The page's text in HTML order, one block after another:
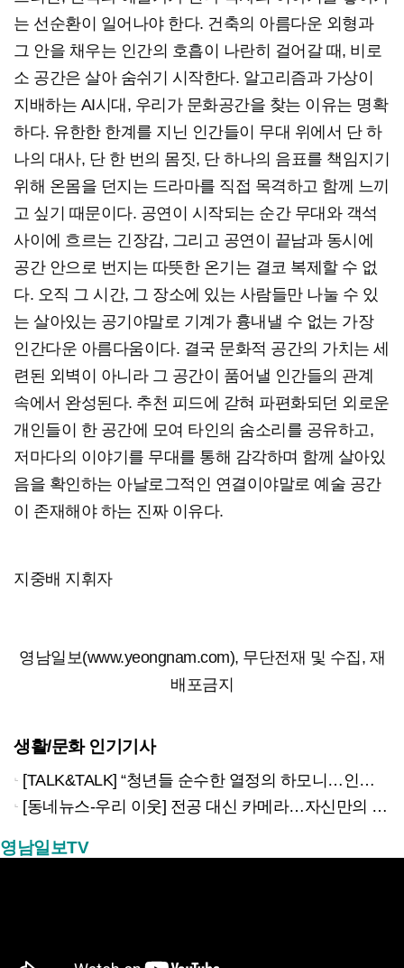
는 선순환이 일어나야 한다. 건축의 아름다운 외형과
그 안을 채우는 인간의 호흡이 나란히 걸어갈 때, 비로
소 공간은 살아 숨쉬기 시작한다. 알고리즘과 가상이
지배하는 AI시대, 우리가 문화공간을 찾는 이유는 명확
하다. 유한한 한계를 지닌 인간들이 무대 위에서 단 하
나의 대사, 단 한 번의 몸짓, 단 하나의 음표를 책임지기
위해 온몸을 던지는 드라마를 직접 목격하고 함께 느끼
고 싶기 때문이다. 공연이 시작되는 순간 무대와 객석
사이에 흐르는 긴장감, 그리고 공연이 끝남과 동시에
공간 안으로 번지는 따뜻한 온기는 결코 복제할 수 없
다. 오직 그 시간, 그 장소에 있는 사람들만 나눌 수 있
는 살아있는 공기야말로 기계가 흉내낼 수 없는 가장
인간다운 아름다움이다. 결국 문화적 공간의 가치는 세
련된 외벽이 아니라 그 공간이 품어낼 인간들의 관계
속에서 완성된다. 추천 피드에 갇혀 파편화되던 외로운
개인들이 한 공간에 모여 타인의 숨소리를 공유하고,
저마다의 이야기를 무대를 통해 감각하며 함께 살아있
음을 확인하는 아날로그적인 연결이야말로 예술 공간
이 존재해야 하는 진짜 이유다.
지중배 지휘자
영남일보(www.yeongnam.com), 무단전재 및 수집, 재
배포금지
생활/문화 인기기사
[TALK&TALK] “청년들 순수한 열정의 하모니…인류애적 메시지 전할 것”
[동네뉴스-우리 이웃] 전공 대신 카메라…자신만의 ‘웨딩스냅’ 철학 만든 당찬 청년
영남일보TV